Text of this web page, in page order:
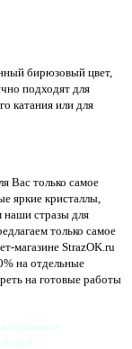
бирюзовый цвет,
подходят для
катания или для
Вас только самое
яркие кристаллы,
наши стразы для
только самое
магазине StrazOK.ru
на отдельные
на готовые работы